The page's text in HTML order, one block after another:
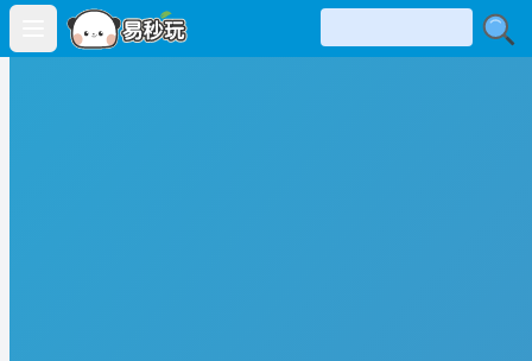
Open main menu